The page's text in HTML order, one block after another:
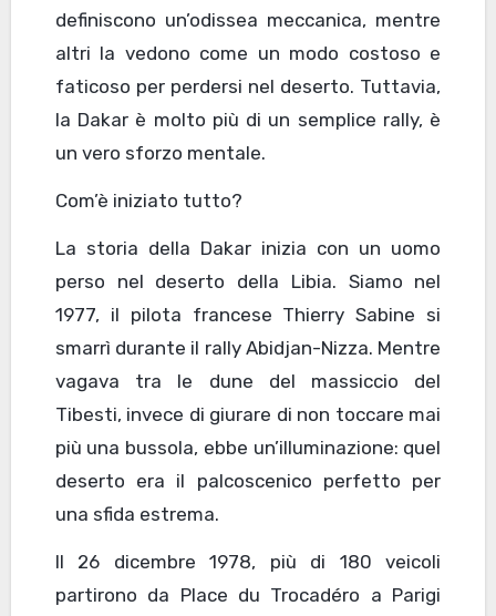
definiscono un’odissea meccanica, mentre
altri la vedono come un modo costoso e
faticoso per perdersi nel deserto. Tuttavia,
la Dakar è molto più di un semplice rally, è
un vero sforzo mentale.
Com’è iniziato tutto?
La storia della Dakar inizia con un uomo
perso nel deserto della Libia. Siamo nel
1977, il pilota francese Thierry Sabine si
smarrì durante il rally Abidjan-Nizza. Mentre
vagava tra le dune del massiccio del
Tibesti, invece di giurare di non toccare mai
più una bussola, ebbe un’illuminazione: quel
deserto era il palcoscenico perfetto per
una sfida estrema.
Il 26 dicembre 1978, più di 180 veicoli
partirono da Place du Trocadéro a Parigi